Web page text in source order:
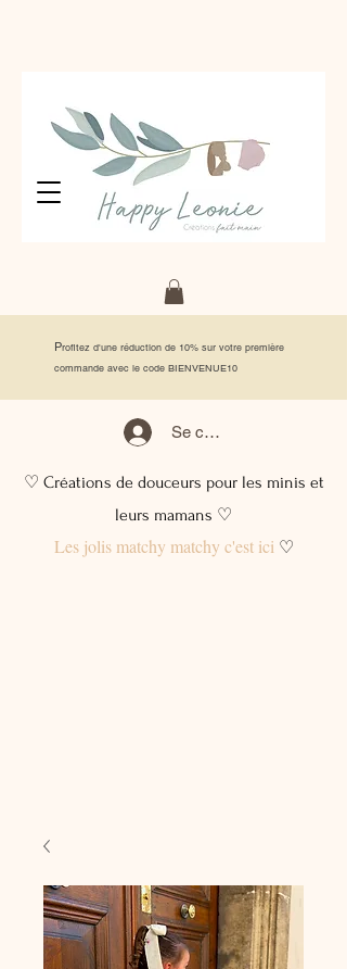
Profitez d'une réduction de 10% sur votre première
commande avec le code BIENVENUE10
Se connecter
♡ Créations de douceurs pour les minis et
leurs mamans ♡
Les jolis matchy matchy c'est ici♡